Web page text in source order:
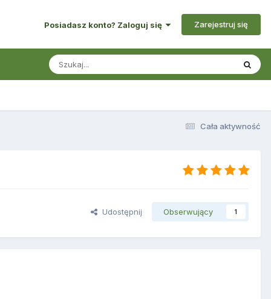
Posiadasz konto? Zaloguj się Zarejestruj się
Cała aktywność
Udostępnij Obserwujący 1